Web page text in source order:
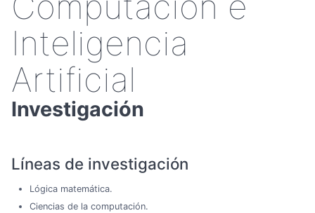
Inteligencia
Artificial
Investigación
Líneas de investigación
Lógica matemática.
Ciencias de la computación.